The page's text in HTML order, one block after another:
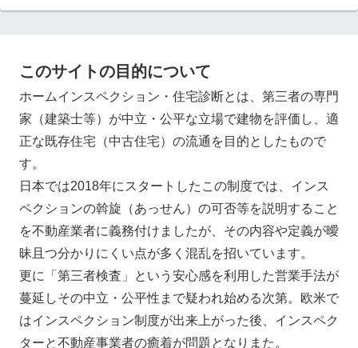
このサイトの目的について
ホームインスペクション・住宅診断とは、第三者の専門
家（建築士等）が中立・公平な立場で建物を評価し、適
正な既存住宅（中古住宅）の流通を目的としたもので
す。
日本では2018年にスタートしたこの制度では、インス
ペクションの斡旋（あっせん）の可否等を説明すること
を不動産業者に義務付けましたが、その内容や定義が曖
昧且つ分かりにくい点が多く混乱を招いています。
更に「第三者検査」という安心感を利用した営業手法が
蔓延しその中立・公平性まで疑われ始める次第。欧米で
はインスペクション制度が出来上がった後、インスペク
ターと不動産事業者の癒着が問題となりまた。